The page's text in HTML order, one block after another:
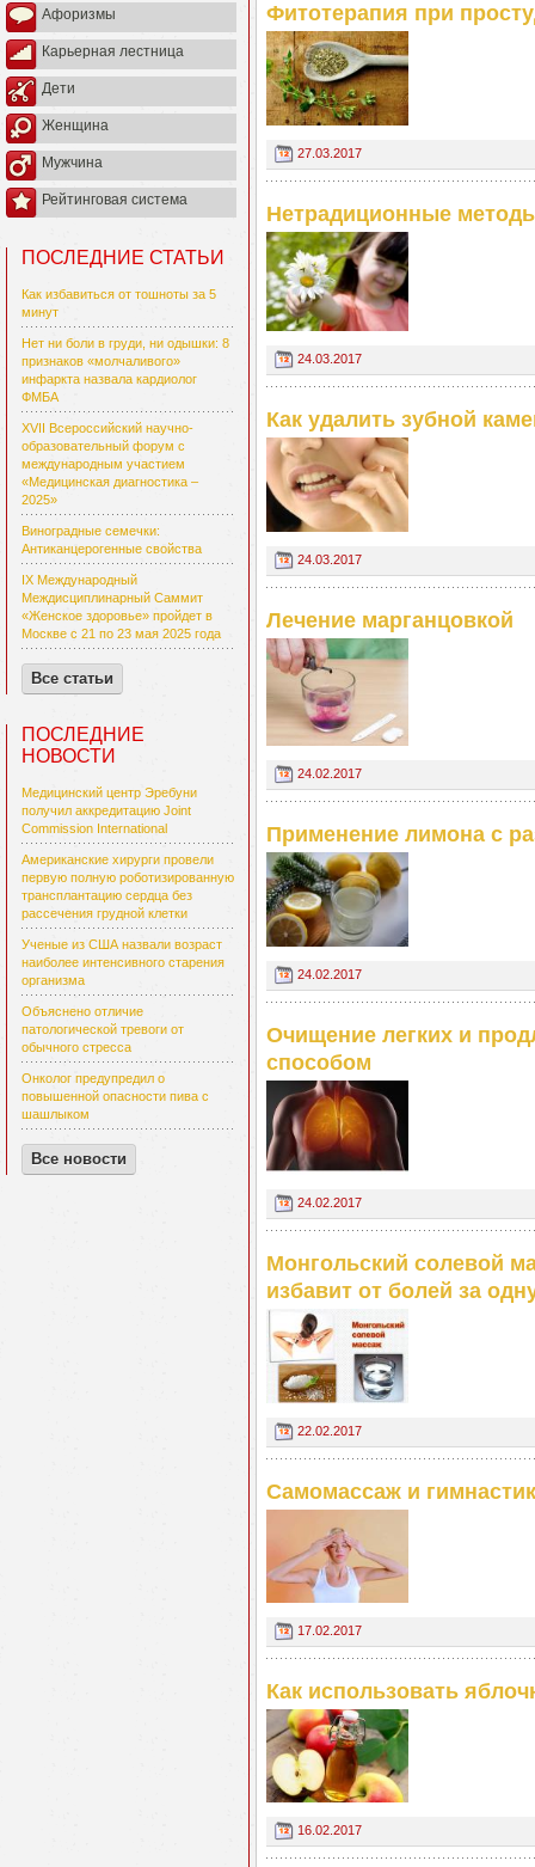
Афоризмы
Карьерная лестница
Дети
Женщина
Мужчина
Рейтинговая система
ПОСЛЕДНИЕ СТАТЬИ
Как избавиться от тошноты за 5
минут
Нет ни боли в груди, ни одышки: 8
признаков «молчаливого»
инфаркта назвала кардиолог
ФМБА
XVII Всероссийский научно-
образовательный форум с
международным участием
«Медицинская диагностика –
2025»
Виноградные семечки:
Антиканцерогенные свойства
IX Международный
Междисциплинарный Саммит
«Женское здоровье» пройдет в
Москве с 21 по 23 мая 2025 года
Все статьи
ПОСЛЕДНИЕ
НОВОСТИ
Медицинский центр Эребуни
получил аккредитацию Joint
Commission International
Американские хирурги провели
первую полную роботизированную
трансплантацию сердца без
рассечения грудной клетки
Ученые из США назвали возраст
наиболее интенсивного старения
организма
Объяснено отличие
патологической тревоги от
обычного стресса
Онколог предупредил о
повышенной опасности пива с
шашлыком
Все новости
Фитотерапия при
27.03.2017
Нетрадиционные
24.03.2017
Как удалить зубной
24.03.2017
Лечение марганцовкой
24.02.2017
Применение лимона с
24.02.2017
Очищение легких и
способом
24.02.2017
Монгольский солевой
избавит от болей за
22.02.2017
Самомассаж и
17.02.2017
Как использовать
16.02.2017